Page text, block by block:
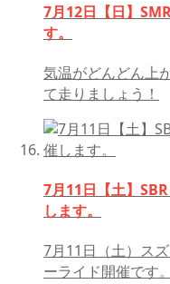
7月12日【日】
す。
気温がどんどん上
て走りましょう！
7月11日【土】
します。
7月11日（土）ス
ーライド開催です